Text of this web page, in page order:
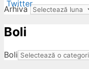
Arhiva
Boli
Boli